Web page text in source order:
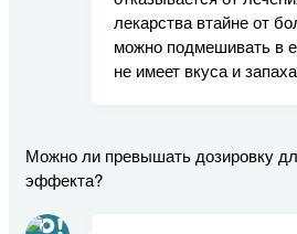
лекарства втайне от
можно подмешивать в
не имеет вкуса и
Можно ли превышать дозировку
эффекта?